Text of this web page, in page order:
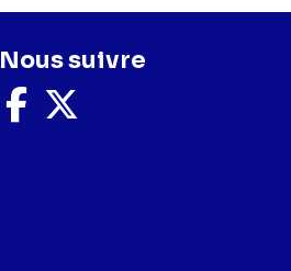
Nous suivre
Nous
suivre